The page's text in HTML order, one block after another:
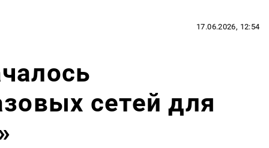
17.06.2026, 12:54
сетей для